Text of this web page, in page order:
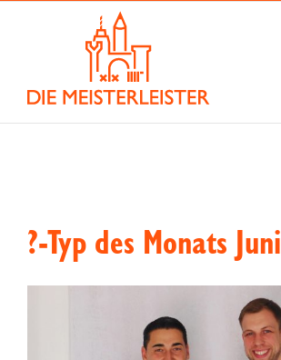
?-Typ des Monats Juni